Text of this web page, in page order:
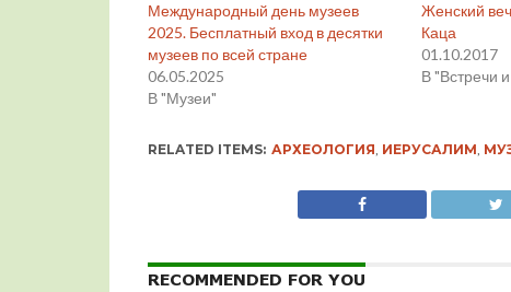
Международный день музеев
2025. Бесплатный вход в десятки
музеев по всей стране
06.05.2025
В "Музеи"
Женский
Каца
01.10.2017
В "Встречи
RELATED ITEMS: АРХЕОЛОГИЯ, ИЕРУСАЛИМ,
RECOMMENDED FOR YOU